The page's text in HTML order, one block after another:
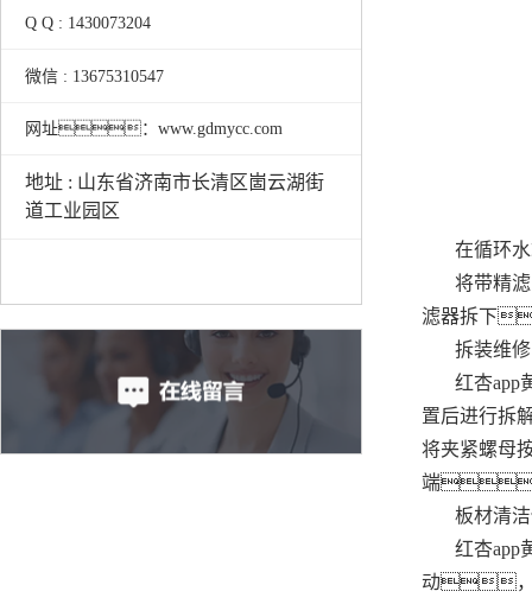
Q Q : 1430073204
微信 : 13675310547
网址：www.gdmycc.com
地址 : 山东省济南市长清区崮云湖街
道工业园区
在循环
将带精
滤器拆下
拆装维修
红杏app
置后进行拆
将夹紧螺母
端，
板材清
红杏app
动，